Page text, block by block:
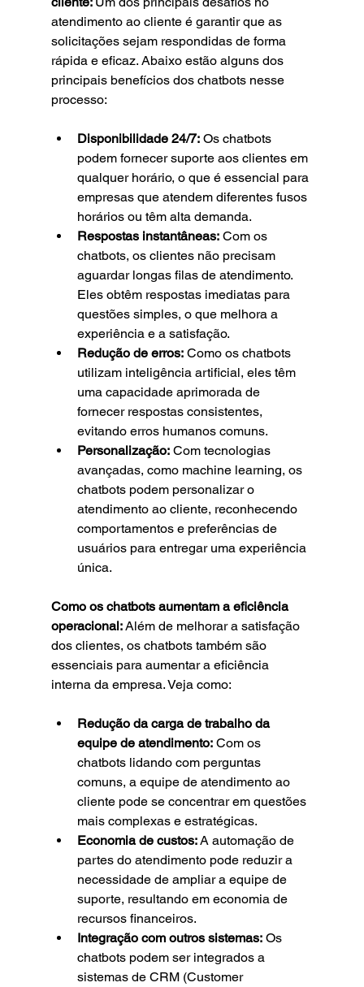
atendimento ao cliente é garantir que as
solicitações sejam respondidas de forma
rápida e eficaz. Abaixo estão alguns dos
principais benefícios dos chatbots nesse
processo:
Disponibilidade 24/7: Os chatbots
podem fornecer suporte aos clientes em
qualquer horário, o que é essencial para
empresas que atendem diferentes fusos
horários ou têm alta demanda.
Respostas instantâneas: Com os
chatbots, os clientes não precisam
aguardar longas filas de atendimento.
Eles obtêm respostas imediatas para
questões simples, o que melhora a
experiência e a satisfação.
Redução de erros: Como os chatbots
utilizam inteligência artificial, eles têm
uma capacidade aprimorada de
fornecer respostas consistentes,
evitando erros humanos comuns.
Personalização: Com tecnologias
avançadas, como machine learning, os
chatbots podem personalizar o
atendimento ao cliente, reconhecendo
comportamentos e preferências de
usuários para entregar uma experiência
única.
Como os chatbots aumentam a eficiência
operacional: Além de melhorar a satisfação
dos clientes, os chatbots também são
essenciais para aumentar a eficiência
interna da empresa. Veja como:
Redução da carga de trabalho da
equipe de atendimento: Com os
chatbots lidando com perguntas
comuns, a equipe de atendimento ao
cliente pode se concentrar em questões
mais complexas e estratégicas.
Economia de custos: A automação de
partes do atendimento pode reduzir a
necessidade de ampliar a equipe de
suporte, resultando em economia de
recursos financeiros.
Integração com outros sistemas: Os
chatbots podem ser integrados a
sistemas de CRM (Customer